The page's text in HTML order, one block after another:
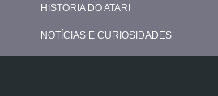
HISTÓRIA DO ATARI
NOTÍCIAS E CURIOSIDADES